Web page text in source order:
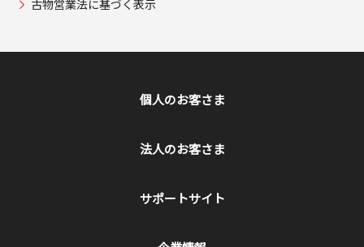
古物営業法に基づく表示
個人のお客さま
法人のお客さま
サポートサイト